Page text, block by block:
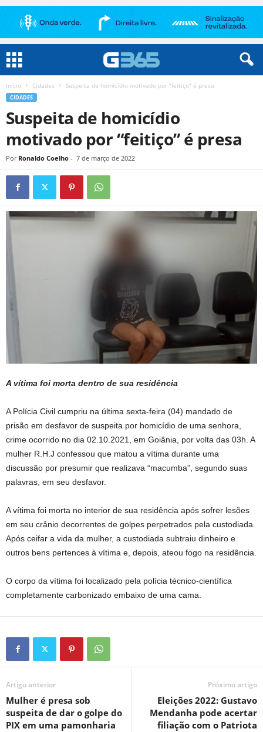
Início Cidades Suspeita de homicídio motivado por “feitiço” é presa
CIDADES
Suspeita de homicídio
motivado por “feitiço” é presa
Por Ronaldo Coelho - 7 de março de 2022
A vítima foi morta dentro de sua residência
A Polícia Civil cumpriu na última sexta-feira (04) mandado de
prisão em desfavor de suspeita por homicídio de uma senhora,
crime ocorrido no dia 02.10.2021, em Goiânia, por volta das 03h. A
mulher R.H.J confessou que matou a vítima durante uma
discussão por presumir que realizava “macumba”, segundo suas
palavras, em seu desfavor.
A vítima foi morta no interior de sua residência após sofrer lesões
em seu crânio decorrentes de golpes perpetrados pela custodiada.
Após ceifar a vida da mulher, a custodiada subtraiu dinheiro e
outros bens pertences à vítima e, depois, ateou fogo na residência.
O corpo da vítima foi localizado pela polícia técnico-científica
completamente carbonizado embaixo de uma cama.
Artigo anterior
Mulher é presa sob
suspeita de dar o golpe do
PIX em uma pamonharia
Próximo artigo
Eleições 2022: Gustavo
Mendanha pode acertar
filiação com o Patriota